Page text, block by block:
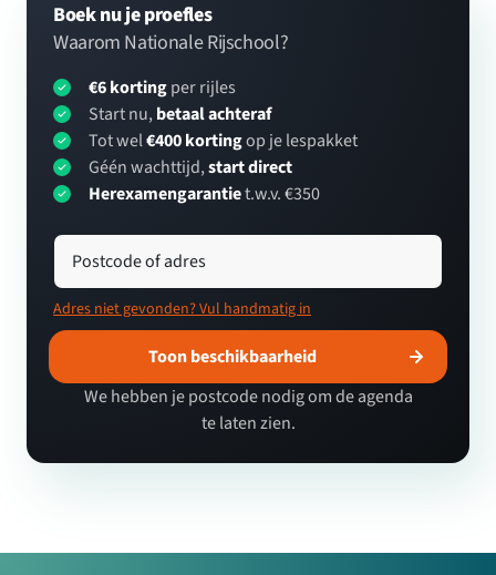
Boek nu je proefles
Waarom Nationale Rijschool?
€6 kortingper rijles
Start nu, betaal achteraf
Tot wel€400 kortingop je lespakket
Géén wachttijd,start direct
Herexamengarantiet.w.v. €350
Postcode of adres
Adres niet gevonden? Vul handmatig in
Toon beschikbaarheid
We hebben je postcode nodig om de agenda
te laten zien.